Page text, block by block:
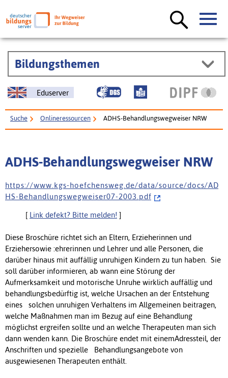
Bildungsthemen
Eduserver
Suche Onlineressourcen ADHS-Behandlungswegweiser NRW
ADHS-Behandlungswegweiser NRW
h t t p s : / / w w w . k g s - h o e f c h e n s w e g . d e / d a t a / s o u r c e / d o c s / A D
H S - B e h a n d l u n g s w e g w e i s e r 0 7 - 2 0 0 3 . p d f
[ Link defekt? Bitte melden! ]
Diese Broschüre richtet sich an Eltern, Erzieherinnen und
Erziehersowie :ehrerinnen und Lehrer und alle Personen, die
darüber hinaus mit auffällig unruhigen Kindern zu tun haben. Sie
soll darüber informieren, ab wann eine Störung der
Aufmerksamkeit und motorische Unruhe wirklich auffällig und
behandlungsbedürftig ist, welche Ursachen an der Entstehung
eines solchen unruhigen Verhaltens im Allgemeinen beitragen,
welche Maßnahmen man im Bezug auf eine Behandlung
möglichst ergreifen sollte und an welche Therapeuten man sich
dann wenden kann. Die Broschüre endet mit einemAdressteil, der
Anschriften und spezielle Behandlungsangebote von
ausgewiesenen Therapeuten enthält.